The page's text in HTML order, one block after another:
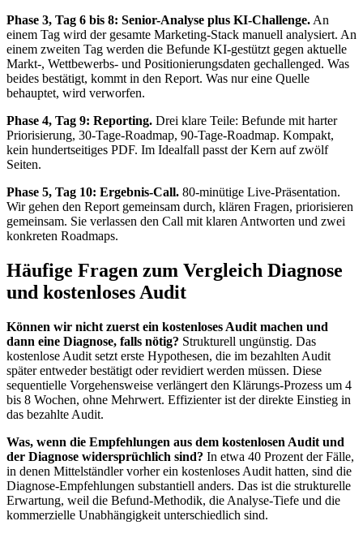
Phase 3, Tag 6 bis 8: Senior-Analyse plus KI-Challenge. An
einem Tag wird der gesamte Marketing-Stack manuell analysiert. An
einem zweiten Tag werden die Befunde KI-gestützt gegen aktuelle
Markt-, Wettbewerbs- und Positionierungsdaten gechallenged. Was
beides bestätigt, kommt in den Report. Was nur eine Quelle
behauptet, wird verworfen.
Phase 4, Tag 9: Reporting. Drei klare Teile: Befunde mit harter
Priorisierung, 30-Tage-Roadmap, 90-Tage-Roadmap. Kompakt,
kein hundertseitiges PDF. Im Idealfall passt der Kern auf zwölf
Seiten.
Phase 5, Tag 10: Ergebnis-Call. 80-minütige Live-Präsentation.
Wir gehen den Report gemeinsam durch, klären Fragen, priorisieren
gemeinsam. Sie verlassen den Call mit klaren Antworten und zwei
konkreten Roadmaps.
Häufige Fragen zum Vergleich Diagnose
und kostenloses Audit
Können wir nicht zuerst ein kostenloses Audit machen und
dann eine Diagnose, falls nötig? Strukturell ungünstig. Das
kostenlose Audit setzt erste Hypothesen, die im bezahlten Audit
später entweder bestätigt oder revidiert werden müssen. Diese
sequentielle Vorgehensweise verlängert den Klärungs-Prozess um 4
bis 8 Wochen, ohne Mehrwert. Effizienter ist der direkte Einstieg in
das bezahlte Audit.
Was, wenn die Empfehlungen aus dem kostenlosen Audit und
der Diagnose widersprüchlich sind? In etwa 40 Prozent der Fälle,
in denen Mittelständler vorher ein kostenloses Audit hatten, sind die
Diagnose-Empfehlungen substantiell anders. Das ist die strukturelle
Erwartung, weil die Befund-Methodik, die Analyse-Tiefe und die
kommerzielle Unabhängigkeit unterschiedlich sind.